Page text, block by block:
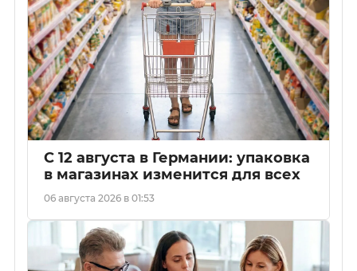
С 12 августа в Германии: упаковка
в магазинах изменится для всех
06 августа 2026 в 01:53